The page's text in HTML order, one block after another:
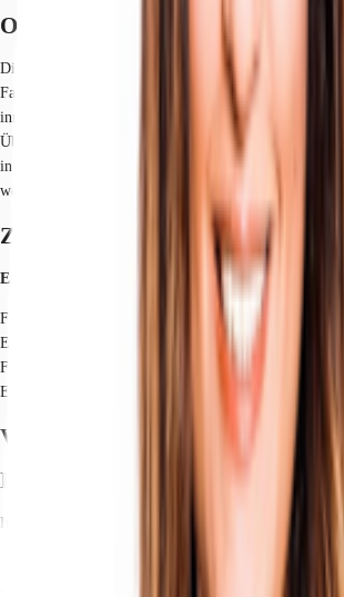
Objekt
Diese repräsentative Immobilie zeichnet sich durch
Fassadengestaltung und der großzügigen
inneren der Räume für optimale
Über zwei Zugangsbereiche gelangen Sie zu den
in detaillierter Absprache mit dem künftigen Mieter
werden.
Zertifizierungen
Energieausweis
Für diese Liegenschaft liegt ein Verbrauchsausweis
Eigentümer/Vermieter vor. Der wesentliche
Fernwärme. Der Endenergieverbrauch Strom beträgt
Endenergieverbrauch Wärme beträgt 80.00 kWh/
Verfügbare Fläche
Lage und Verkehrsanbindung
In unmittelbarer Umgebung zum Hamburger
markante Büro- und Geschäftshaus in
Lage der Immobilie besticht durch die bekannten